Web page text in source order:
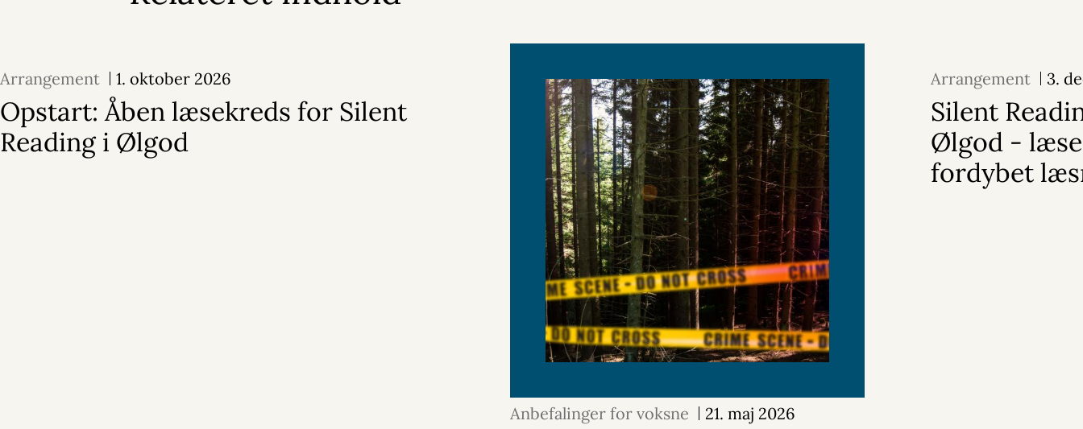
Arrangement 1. oktober 2026
Opstart: Åben læsekreds for Silent
Reading i Ølgod
Anbefalinger for voksne 21. maj 2026
Arrangement 3.
Silent
Ølgod -
fordybet